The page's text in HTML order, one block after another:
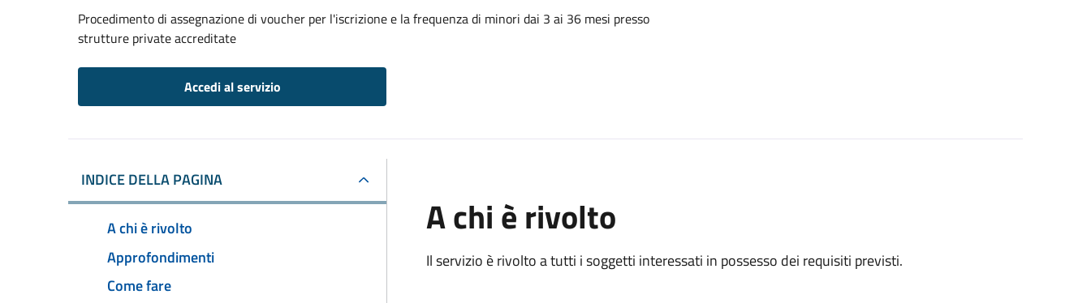
Procedimento di assegnazione di voucher per l'iscrizione e la frequenza di minori dai 3 ai 36 mesi presso
strutture private accreditate
Accedi al servizio
INDICE DELLA PAGINA
A chi è rivolto
Approfondimenti
Come fare
A chi è rivolto
Il servizio è rivolto a tutti i soggetti interessati in possesso dei requisiti previsti.